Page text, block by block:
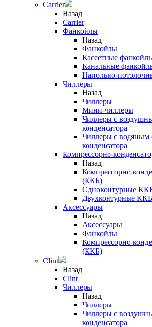
Carrier
Назад
Carrier
Фанкойлы
Назад
Фанкойлы
Кассетные
Канальные
Напольно-
Чиллеры
Назад
Чиллеры
Мини-чиллеры
Чиллеры с
конденсатора
Чиллеры с водяным
конденсатора
Компрессорно-
Назад
Компрессорно-
(ККБ)
Одноконтурные
Двухконтурные ККБ
Аксессуары
Назад
Аксессуары
Фанкойлы
Компрессорно-
(ККБ)
Clint
Назад
Clint
Чиллеры
Назад
Чиллеры
Чиллеры с
конденсатора